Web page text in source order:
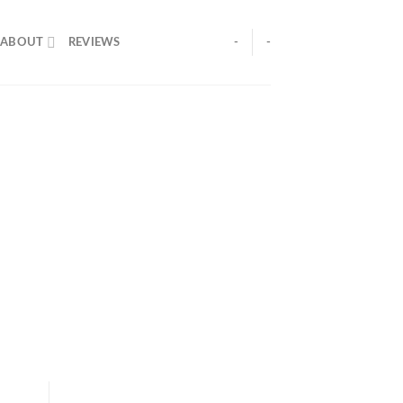
ABOUT REVIEWS - -